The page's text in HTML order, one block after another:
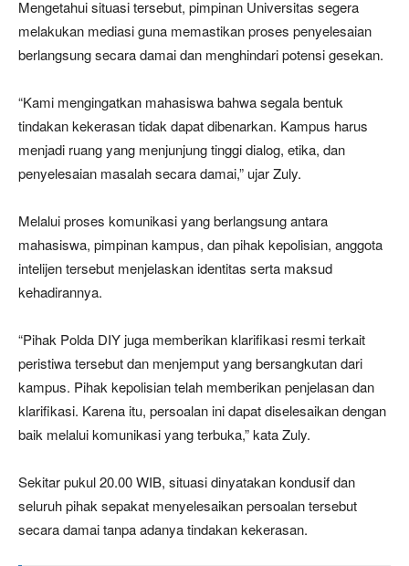
Mengetahui situasi tersebut, pimpinan Universitas segera
melakukan mediasi guna memastikan proses penyelesaian
berlangsung secara damai dan menghindari potensi gesekan.
“Kami mengingatkan mahasiswa bahwa segala bentuk
tindakan kekerasan tidak dapat dibenarkan. Kampus harus
menjadi ruang yang menjunjung tinggi dialog, etika, dan
penyelesaian masalah secara damai,” ujar Zuly.
Melalui proses komunikasi yang berlangsung antara
mahasiswa, pimpinan kampus, dan pihak kepolisian, anggota
intelijen tersebut menjelaskan identitas serta maksud
kehadirannya.
“Pihak Polda DIY juga memberikan klarifikasi resmi terkait
peristiwa tersebut dan menjemput yang bersangkutan dari
kampus. Pihak kepolisian telah memberikan penjelasan dan
klarifikasi. Karena itu, persoalan ini dapat diselesaikan dengan
baik melalui komunikasi yang terbuka,” kata Zuly.
Sekitar pukul 20.00 WIB, situasi dinyatakan kondusif dan
seluruh pihak sepakat menyelesaikan persoalan tersebut
secara damai tanpa adanya tindakan kekerasan.